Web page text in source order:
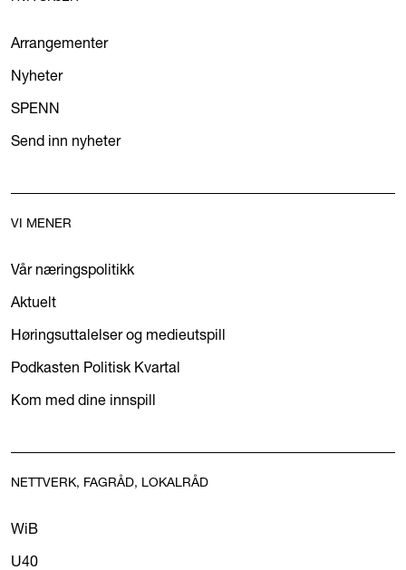
Arrangementer
Nyheter
SPENN
Send inn nyheter
VI MENER
Vår næringspolitikk
Aktuelt
Høringsuttalelser og medieutspill
Podkasten Politisk Kvartal
Kom med dine innspill
NETTVERK, FAGRÅD, LOKALRÅD
WiB
U40